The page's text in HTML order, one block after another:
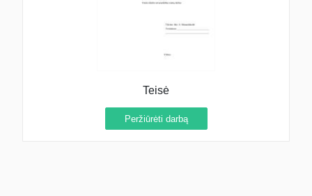
Teisė
Peržiūrėti darbą